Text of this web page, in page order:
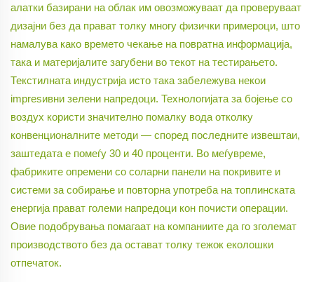
алатки базирани на облак им овозможуваат да проверуваат
дизајни без да прават толку многу физички примероци, што
намалува како времето чекање на повратна информација,
така и материјалите загубени во текот на тестирањето.
Текстилната индустрија исто така забележува некои
impresивни зелени напредоци. Технологијата за бојење со
воздух користи значително помалку вода отколку
конвенционалните методи — според последните извештаи,
заштедата е помеѓу 30 и 40 проценти. Во меѓувреме,
фабриките опремени со соларни панели на покривите и
системи за собирање и повторна употреба на топлинската
енергија прават големи напредоци кон почисти операции.
Овие подобрувања помагаат на компаниите да го зголемат
производството без да остават толку тежок еколошки
отпечаток.